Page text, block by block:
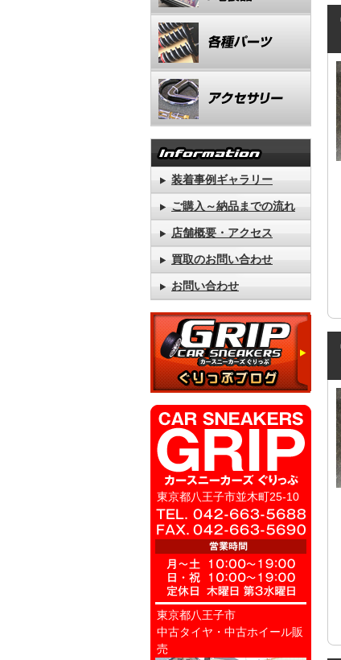
装着事例ギャラリー
ご購入～納品までの流れ
店舗概要・アクセス
買取のお問い合わせ
お問い合わせ
東京都八王子市並木町25-10
東京都八王子市
中古タイヤ・中古ホイール販
売